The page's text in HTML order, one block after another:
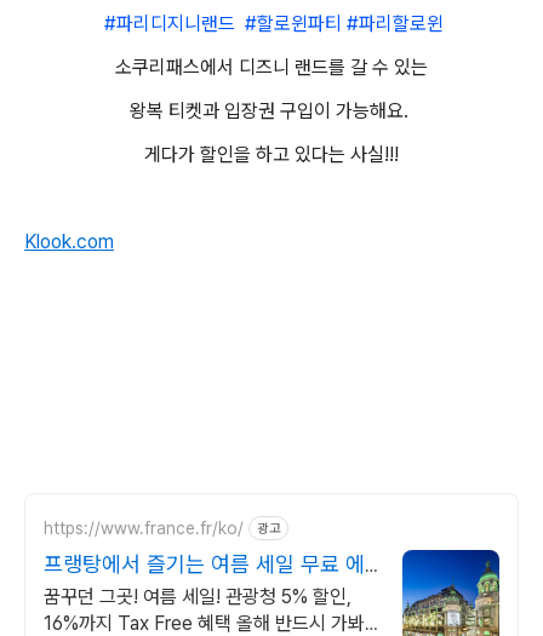
#파리디지니랜드 #할로윈파티 #파리할로윈
소쿠리패스에서 디즈니 랜드를 갈 수 있는
왕복 티켓과 입장권 구입이 가능해요.
게다가 할인을 하고 있다는 사실!!!
Klook.com
https://www.france.fr/ko/ 광고
프랭탕에서 즐기는 여름 세일 무료 에
펠탑뷰 테라스
꿈꾸던 그곳! 여름 세일! 관광청 5% 할인,
16%까지 Tax Free 혜택 올해 반드시 가봐